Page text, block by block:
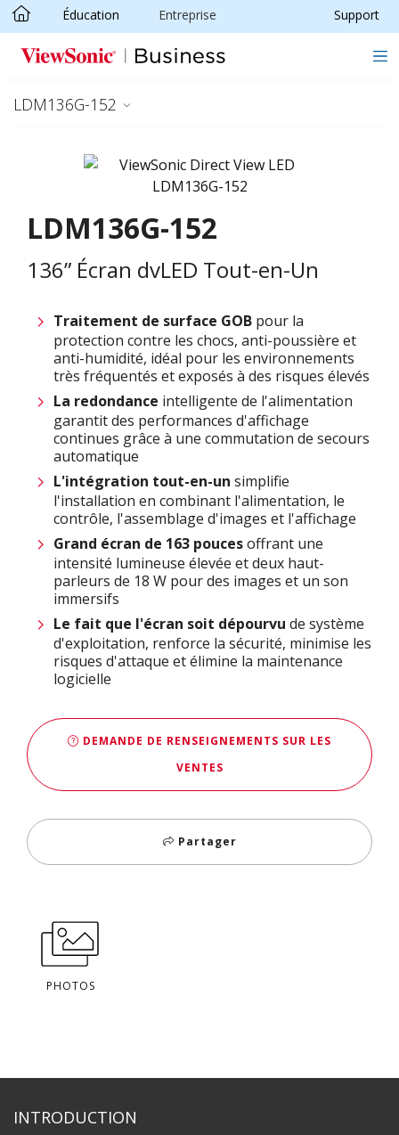
Passer au contenu principal
Éducation Entreprise Support
LDM136G-152
LDM136G-152
136” Écran dvLED Tout-en-Un
Traitement de surface GOB pour la
protection contre les chocs, anti-poussière et
anti-humidité, idéal pour les environnements
très fréquentés et exposés à des risques élevés
La redondance intelligente de l'alimentation
garantit des performances d'affichage
continues grâce à une commutation de secours
automatique
L'intégration tout-en-un simplifie
l'installation en combinant l'alimentation, le
contrôle, l'assemblage d'images et l'affichage
Grand écran de 163 poucesoffrant une
intensité lumineuse élevée et deux haut-
parleurs de 18 W pour des images et un son
immersifs
Le fait que l'écran soit dépourvu de système
d'exploitation, renforce la sécurité, minimise les
risques d'attaque et élimine la maintenance
logicielle
DEMANDE DE RENSEIGNEMENTS SUR LES
VENTES
Partager
PHOTOS
INTRODUCTION